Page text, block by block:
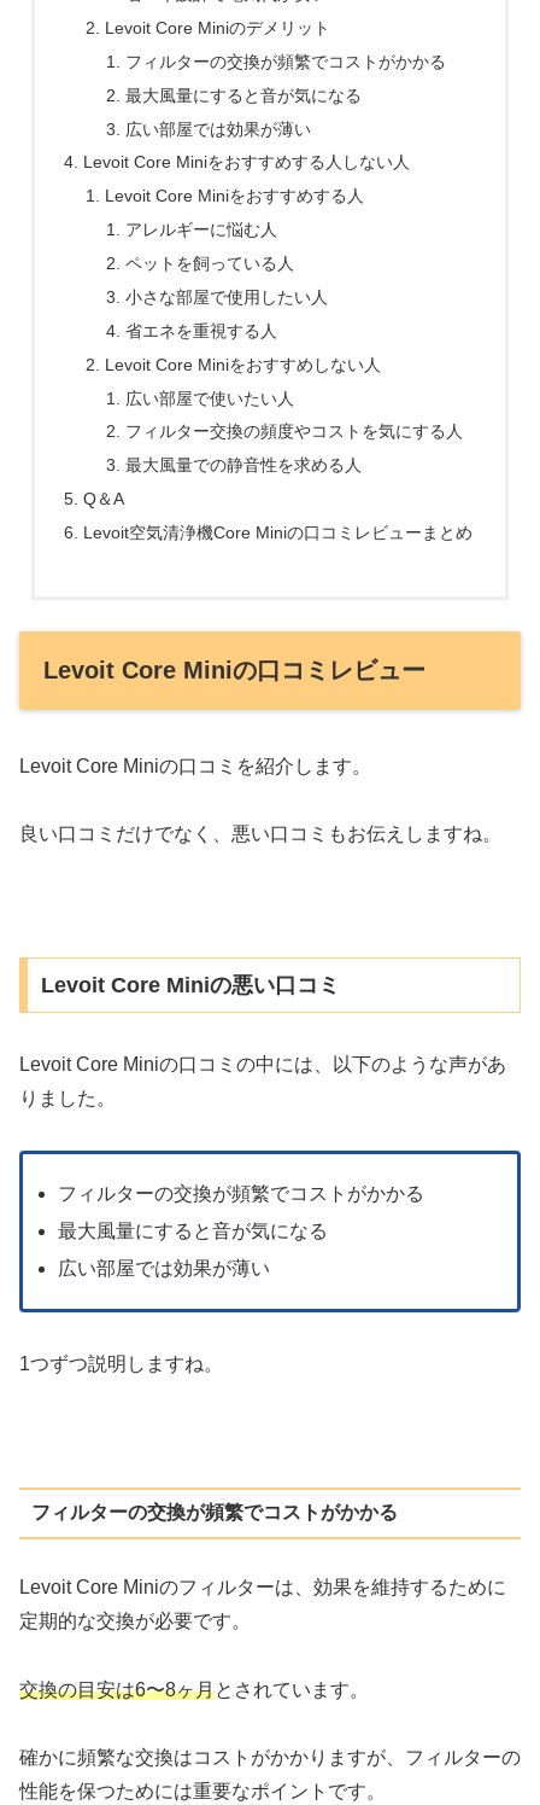
Levoit Core Miniのデメリット
フィルターの交換が頻繁でコストがかかる
最大風量にすると音が気になる
広い部屋では効果が薄い
Levoit Core Miniをおすすめする人しない人
Levoit Core Miniをおすすめする人
アレルギーに悩む人
ペットを飼っている人
小さな部屋で使用したい人
省エネを重視する人
Levoit Core Miniをおすすめしない人
広い部屋で使いたい人
フィルター交換の頻度やコストを気にする人
最大風量での静音性を求める人
Q＆A
Levoit空気清浄機Core Miniの口コミレビューまとめ
Levoit Core Miniの口コミレビュー
Levoit Core Miniの口コミを紹介します。
良い口コミだけでなく、悪い口コミもお伝えしますね。
Levoit Core Miniの悪い口コミ
Levoit Core Miniの口コミの中には、以下のような声があ
りました。
フィルターの交換が頻繁でコストがかかる
最大風量にすると音が気になる
広い部屋では効果が薄い
1つずつ説明しますね。
フィルターの交換が頻繁でコストがかかる
Levoit Core Miniのフィルターは、効果を維持するために
定期的な交換が必要です。
交換の目安は6〜8ヶ月とされています。
確かに頻繁な交換はコストがかかりますが、フィルターの
性能を保つためには重要なポイントです。